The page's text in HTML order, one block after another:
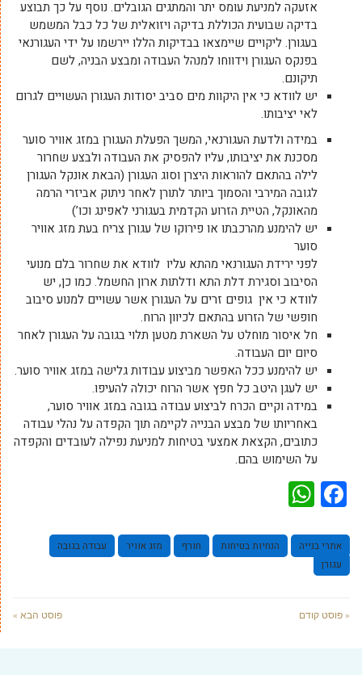
אזעקה למניעת עומס יתר והמתגים הגובלים. נוסף על כך תבוצע
בדיקה שבועית הכוללת בדיקה ויזואלית של כל כבל המשמש
בעגורן. ליקויים שיימצאו בבדיקות הללו יירשמו על ידי העגורנאי
בפנקס העגורן וידווחו למנהל העבודה ומבצע הבניה, לשם
תיקונם.
יש לוודא כי אין היקוות מים סביב יסודות העגורן העשויים לגרום
לאי יציבותו.
במידה ולדעת העגורנאי, המשך הפעלת העגורן במזג אוויר סוער
מסכנת את יציבותו, עליו להפסיק את העבודה ולבצע שחרור
לילה בהתאם להוראות היצרן וסוג העגורן (הבאת אונקל העגורן
לגובה המירבי והסמוך ביותר לתורן לאחר ניתוק אביזרי הרמה
מהאונקל, הטיית הזרוע הקדמית בעגורני לאפינג וכו’)
יש להימנע מהרכבתו או פירוקו של עגורן צריח בעת מזג אוויר
סוער
לפני ירידת העגורנאי מהתא עליו לוודא את שחרור בלם מנועי
הסיבוב וסגירת דלת התא ודלתות ארון החשמל. כמו כן, יש
לוודא כי אין גופים זרים על העגורן אשר עשויים למנוע סיבוב
חופשי של הזרוע בהתאם לכיוון הרוח.
חל איסור מוחלט על השארת מטען תלוי בגובה על העגורן לאחר
סיום יום העבודה.
יש להימנע ככל האפשר מביצוע עבודות גלישה במזג אוויר סוער.
יש לעגן היטב כל חפץ אשר הרוח יכולה להעיפו.
במידה וקיים הכרח לביצוע עבודה בגובה במזג אוויר סוער,
באחריותו של מבצע הבנייה לקיימה תוך הקפדה על נהלי עבודה
כתובים, הקצאת אמצעי בטיחות למניעת נפילה לעובדים והקפדה
על השימוש בהם.
Facebook
אתרי בנייה הנחיות בטיחות חורף מזג אוויר
עבודה בגובה
עגורן
« פוסט קודם פוסט הבא »